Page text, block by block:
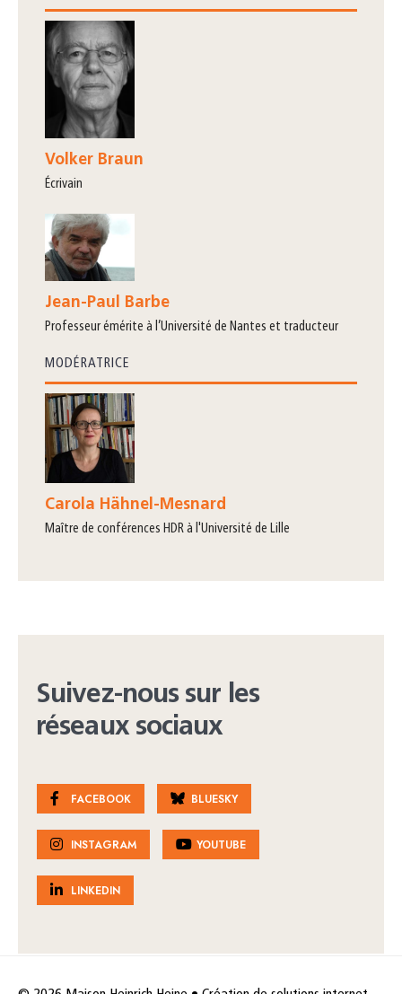
Volker Braun
écrivain
Jean-Paul Barbe
professeur émérite à l’Université de Nantes et traducteur
MODÉRATRICE
Carola Hähnel-Mesnard
maître de conférences HDR à l'Université de Lille
Suivez-nous sur les
réseaux sociaux
FACEBOOK BLUESKY
INSTAGRAM YOUTUBE
LINKEDIN